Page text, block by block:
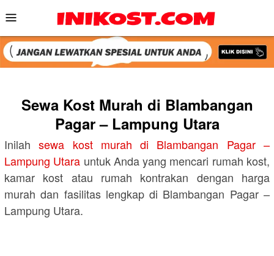
to
content
Mobile
Menu
Sewa Kost Murah di Blambangan
Pagar – Lampung Utara
Inilahsewa kost murah di Blambangan Pagar –
Lampung Utara untuk Anda yang mencari rumah kost,
kamar kost atau rumah kontrakan dengan harga
murah dan fasilitas lengkap di Blambangan Pagar –
Lampung Utara.